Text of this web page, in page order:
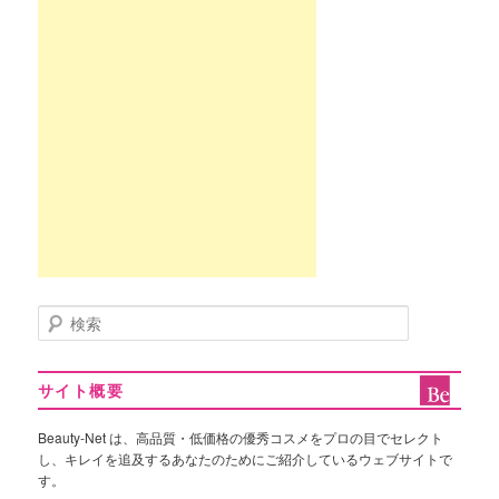
検
索
サイト概要
Beauty-Net は、高品質・低価格の優秀コスメをプロの目でセレクト
し、キレイを追及するあなたのためにご紹介しているウェブサイトで
す。